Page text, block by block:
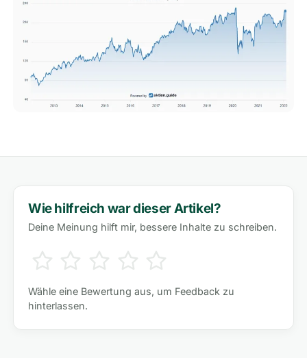
Wie hilfreich war dieser Artikel?
Deine Meinung hilft mir, bessere Inhalte zu schreiben.
Wähle eine Bewertung aus, um Feedback zu
hinterlassen.